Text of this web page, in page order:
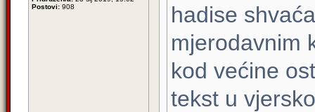
Postovi: 908
hadise
mjerodavnim
kod većine
tekst u